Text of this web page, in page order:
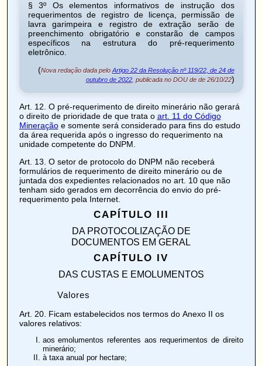
§ 3º Os elementos informativos de instrução dos
requerimentos de registro de licença, permissão de
lavra garimpeira e registro de extração serão de
preenchimento obrigatório e constarão de campos
específicos na estrutura do pré-requerimento
eletrônico.
(Nova redação dada pelo Artigo 22 da Resolução nº 119/22, de 24 de
outubro de 2022, publicada no DOU de de 26/10/22)
Art. 12 . O pré-requerimento de direito minerário não gerará
o direito de prioridade de que trata o art. 11 do Código
Mineraçãoe somente será considerado para fins do estudo
da área requerida após o ingresso do requerimento na
unidade competente do DNPM.
Art. 13 . O setor de protocolo do DNPM não receberá
formulários de requerimento de direito minerário ou de
juntada dos expedientes relacionados no art. 10 que não
tenham sido gerados em decorrência do envio do pré-
requerimento pela Internet.
CAPÍTULO III
DA PROTOCOLIZAÇÃO DE
DOCUMENTOS EM GERAL
CAPÍTULO IV
DAS CUSTAS E EMOLUMENTOS
Valores
Art. 20. Ficam estabelecidos nos termos do Anexo II os
valores relativos:
aos emolumentos referentes aos requerimentos de direito
minerário;
à taxa anual por hectare;